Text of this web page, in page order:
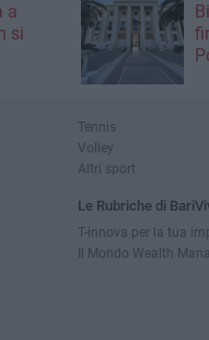
a
si
Tennis
Volley
Altri sport
Le Rubriche di
T-innova per la tua
Il Mondo Wealth